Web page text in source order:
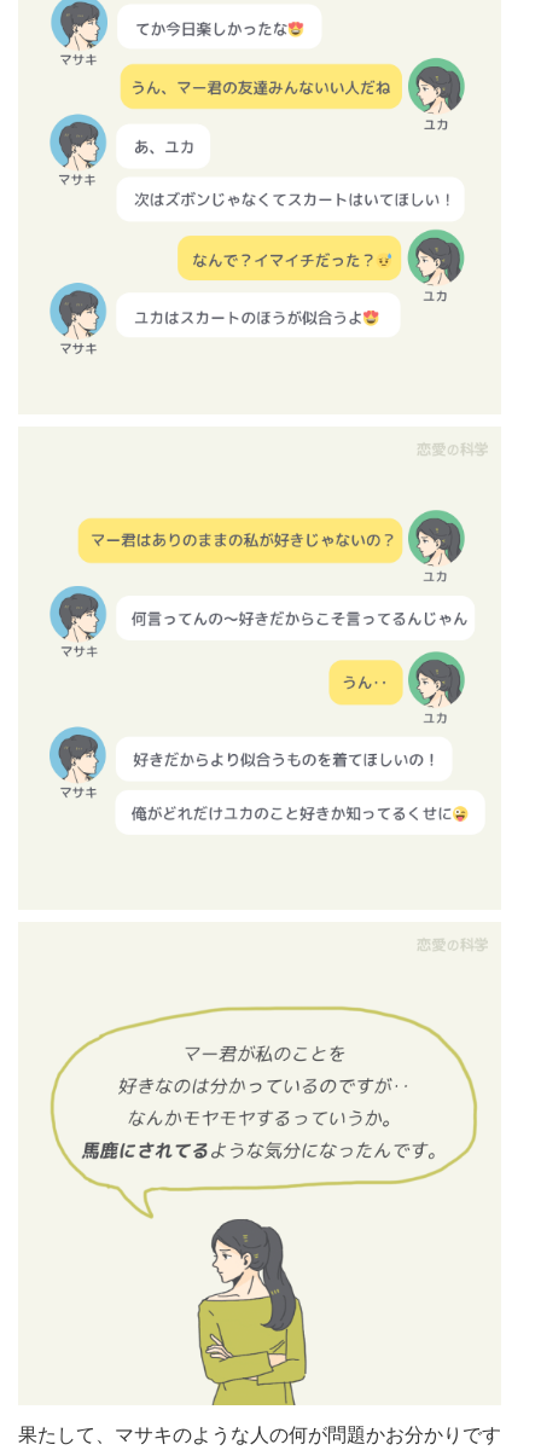
果たして、マサキのような人の何が問題かお分かりです